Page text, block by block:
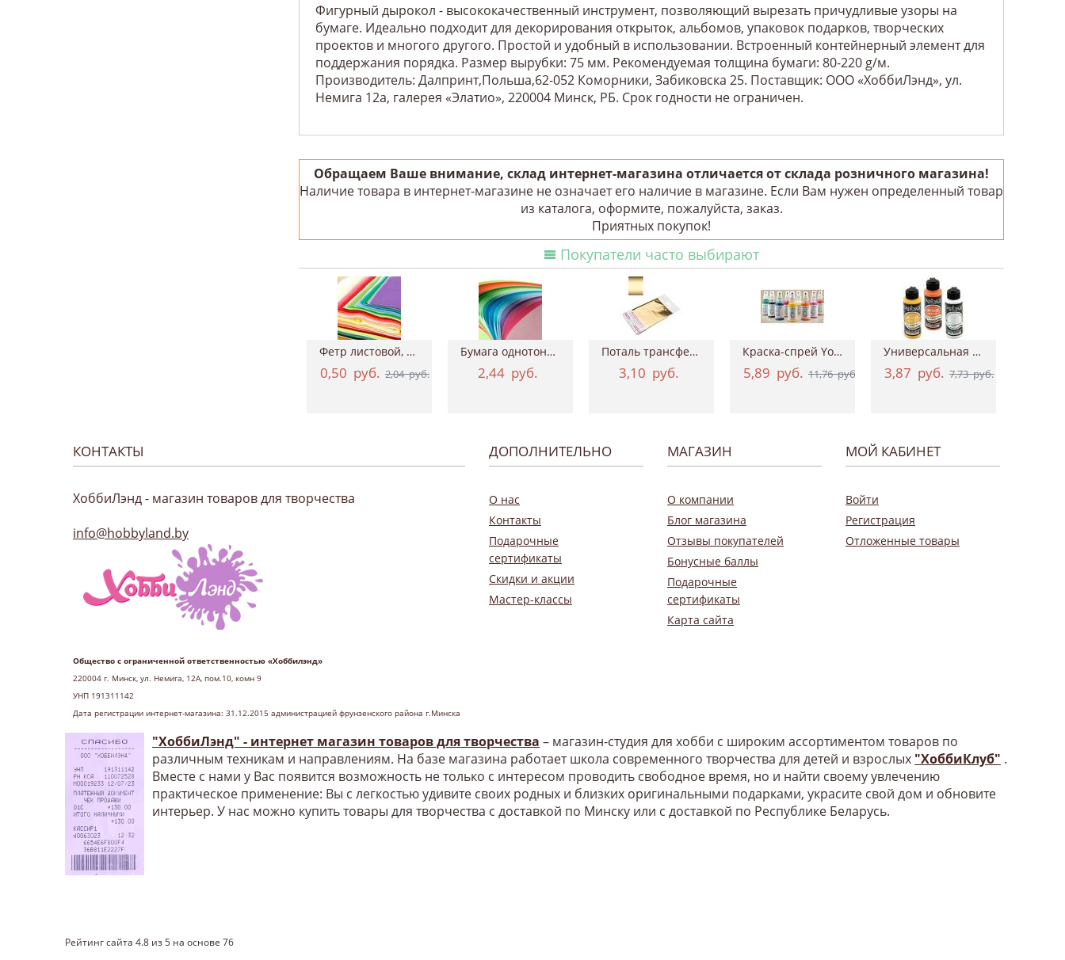
Фигурный дырокол - высококачественный инструмент, позволяющий вырезать причудливые узоры на
бумаге. Идеально подходит для декорирования открыток, альбомов, упаковок подарков, творческих
проектов и многого другого. Простой и удобный в использовании. Встроенный контейнерный элемент для
поддержания порядка. Размер вырубки: 75 мм. Рекомендуемая толщина бумаги: 80-220 g/м.
Производитель: Далпринт,Польша,62-052 Коморники, Забиковска 25. Поставщик: ООО «ХоббиЛэнд», ул.
Немига 12а, галерея «Элатио», 220004 Минск, РБ. Срок годности не ограничен.
Обращаем Ваше внимание, склад интернет-магазина отличается от склада розничного магазина!
Наличие товара в интернет-магазине не означает его наличие в магазине. Если Вам нужен определенный товар
из каталога, оформите, пожалуйста, заказ.
Приятных покупок!
Покупатели часто выбирают
Фетр листовой, 20х30 см, толщина 2 мм
0,50 руб. 2,04руб.
Бумага однотонная двухсторонняя, 50х70 см...
2,44 руб.
Поталь трансферная Geronimo, 15*100 см ТАИР
3,10 руб.
Краска-спрей Your Fashion Spray Fabric Pa...
5,89 руб. 11,76руб.
Универсальная акриловая краска Hybrid Ac...
3,87 руб. 7,73руб.
КОНТАКТЫ
ХоббиЛэнд - магазин товаров для творчества
info@hobbyland.by
Общество с ограниченной ответственностью «Хоббилэнд»
220004 г. Минск, ул. Немига, 12А, пом.10, комн 9
УНП 191311142
Дата регистрации интернет-магазина: 31.12.2015 администрацией фрунзенского района г.Минска
ДОПОЛНИТЕЛЬНО
О нас
Контакты
Подарочные
сертификаты
Скидки и акции
Мастер-классы
МАГАЗИН
О компании
Блог магазина
Отзывы покупателей
Бонусные баллы
Подарочные
сертификаты
Карта сайта
МОЙ КАБИНЕТ
Войти
Регистрация
Отложенные товары
"ХоббиЛэнд" - интернет магазин товаров для творчества – магазин-студия для хобби с широким ассортиментом товаров по
различным техникам и направлениям. На базе магазина работает школа современного творчества для детей и взрослых "ХоббиКлуб" .
Вместе с нами у Вас появится возможность не только с интересом проводить свободное время, но и найти своему увлечению
практическое применение: Вы с легкостью удивите своих родных и близких оригинальными подарками, украсите свой дом и обновите
интерьер. У нас можно купить товары для творчества с доставкой по Минску или с доставкой по Республике Беларусь.
Рейтинг сайта 4.8 из5 на основе 76